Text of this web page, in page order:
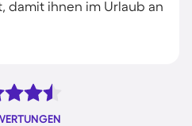
damit ihnen im Urlaub an